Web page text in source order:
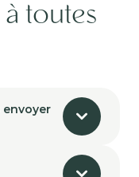
toutes
envoyer